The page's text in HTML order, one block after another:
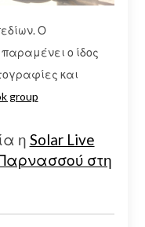
Ο
ο ίδος
και
group
η Solar Live
Παρνασσού στη